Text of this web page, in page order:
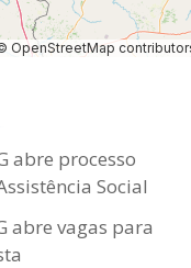
OpenStreetMap
abre processo
Social
abre vagas para